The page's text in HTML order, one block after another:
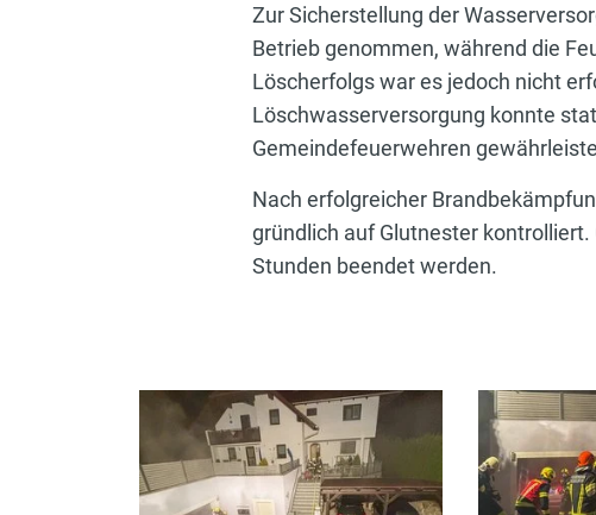
Zur Sicherstellung der
Betrieb genommen, während die
Löscherfolgs war es jedoch nicht
Löschwasserversorgung konnte
Gemeindefeuerwehren
Nach erfolgreicher
gründlich auf Glutnester
Stunden beendet werden.